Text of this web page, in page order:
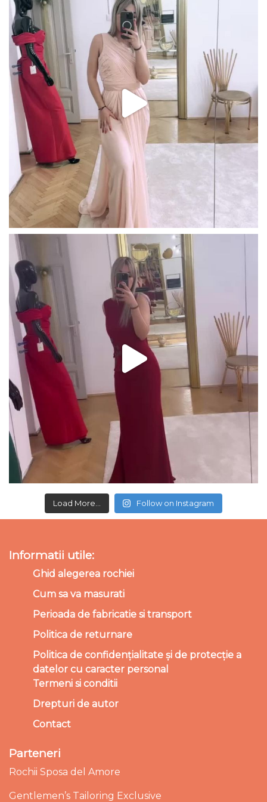
Load More... Follow on Instagram
Informatii utile:
Ghid alegerea rochiei
Cum sa va masurati
Perioada de fabricatie si transport
Politica de returnare
Politica de confidențialitate și de protecție a
datelor cu caracter personal
Termeni si conditii
Drepturi de autor
Contact
Parteneri
Rochii Sposa del Amore
Gentlemen’s Tailoring Exclusive